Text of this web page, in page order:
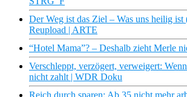
Der Weg ist das Ziel – Was uns heilig
Reupload | ARTE
“Hotel Mama”? – Deshalb zieht Merle
Verschleppt, verzögert, verweigert:
nicht zahlt | WDR Doku